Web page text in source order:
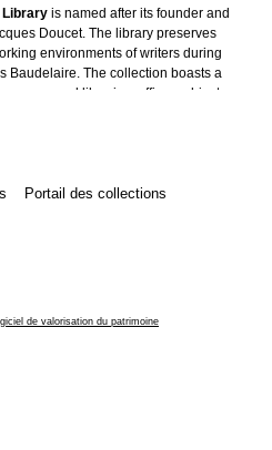
Library is named after its founder and
Doucet. The library preserves
environments of writers during
Baudelaire. The collection boasts a
personal libraries, offices, objects
Portail des collections
de valorisation du patrimoine